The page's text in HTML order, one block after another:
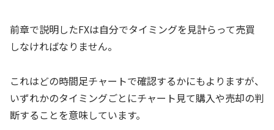
前章で説明したFXは自分でタイミングを見計らって売買
しなければなりません。
これはどの時間足チャートで確認するかにもよりますが、
いずれかのタイミングごとにチャート見て購入や売却の判
断することを意味しています。